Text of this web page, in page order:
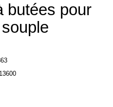
butées pour